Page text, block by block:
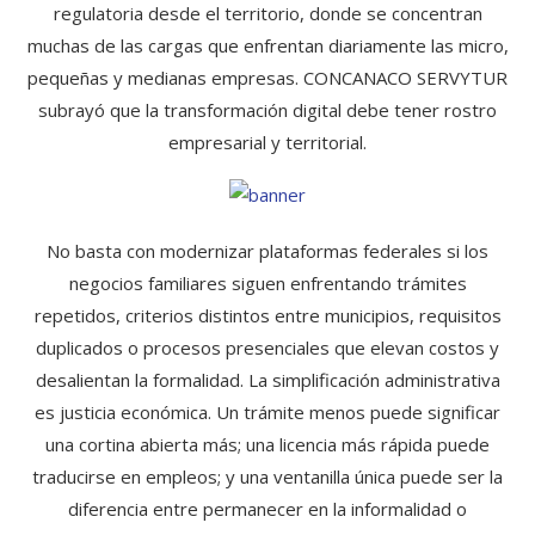
regulatoria desde el territorio, donde se concentran
muchas de las cargas que enfrentan diariamente las micro,
pequeñas y medianas empresas. CONCANACO SERVYTUR
subrayó que la transformación digital debe tener rostro
empresarial y territorial.
No basta con modernizar plataformas federales si los
negocios familiares siguen enfrentando trámites
repetidos, criterios distintos entre municipios, requisitos
duplicados o procesos presenciales que elevan costos y
desalientan la formalidad. La simplificación administrativa
es justicia económica. Un trámite menos puede significar
una cortina abierta más; una licencia más rápida puede
traducirse en empleos; y una ventanilla única puede ser la
diferencia entre permanecer en la informalidad o